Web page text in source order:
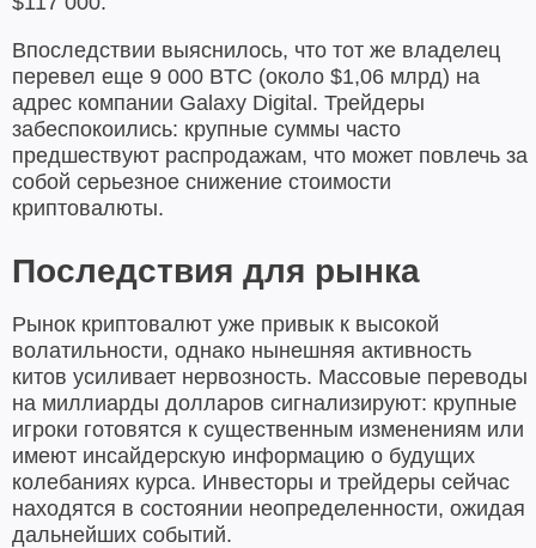
Впоследствии выяснилось, что тот же владелец
перевел еще 9 000 BTC (около $1,06 млрд) на
адрес компании Galaxy Digital. Трейдеры
забеспокоились: крупные суммы часто
предшествуют распродажам, что может повлечь за
собой серьезное снижение стоимости
криптовалюты.
Последствия для рынка
Рынок криптовалют уже привык к высокой
волатильности, однако нынешняя активность
китов усиливает нервозность. Массовые переводы
на миллиарды долларов сигнализируют: крупные
игроки готовятся к существенным изменениям или
имеют инсайдерскую информацию о будущих
колебаниях курса. Инвесторы и трейдеры сейчас
находятся в состоянии неопределенности, ожидая
дальнейших событий.